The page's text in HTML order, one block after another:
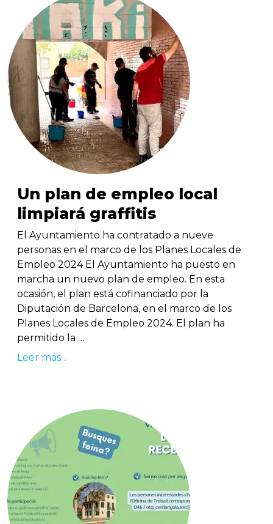
Un plan de empleo local
limpiará graffitis
El Ayuntamiento ha contratado a nueve
personas en el marco de los Planes Locales de
Empleo 2024 El Ayuntamiento ha puesto en
marcha un nuevo plan de empleo. En esta
ocasión, el plan está cofinanciado por la
Diputación de Barcelona, ​​en el marco de los
Planes Locales de Empleo 2024. El plan ha
permitido la …
Leer más…